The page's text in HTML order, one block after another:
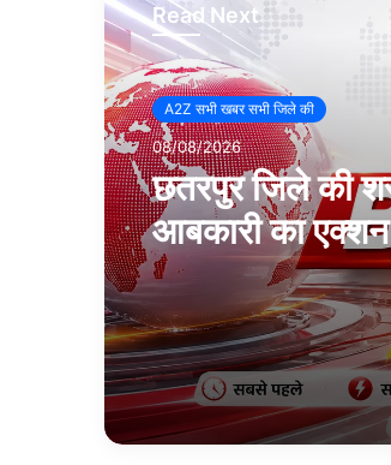
Read Next
A2Z सभी खबर सभी जिले की
08/08/2026
छतरपुर जिले की
आबकारी का एक्शन